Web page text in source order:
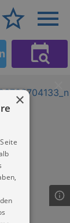
×